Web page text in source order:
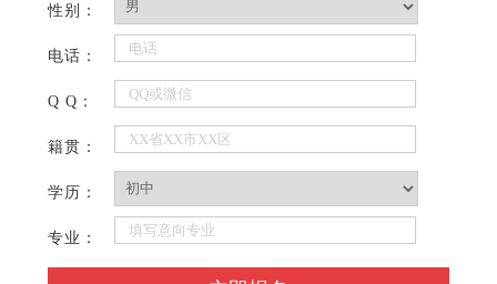
性别：
电话：
Q Q：
籍贯：
学历：
专业：